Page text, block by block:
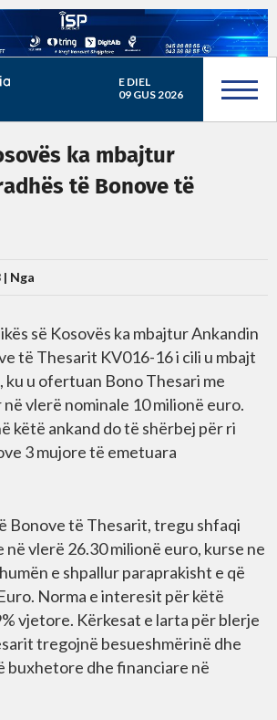
E DIEL
09 GUS 2026
ka mbajtur
të Bonove të
| Nga
së Kosovës ka mbajtur Ankandin
të Thesarit KV016-16 i cili u mbajt
ku u ofertuan Bono Thesari me
vlerë nominale 10 milionë euro.
këtë ankand do të shërbej për ri
3 mujore të emetuara
Bonove të Thesarit, tregu shfaqi
në vlerë 26.30 milionë euro, kurse ne
e shpallur paraprakisht e që
Norma e interesit për këtë
vjetore. Kërkesat e larta për blerje
tregojnë besueshmërinë dhe
buxhetore dhe financiare në